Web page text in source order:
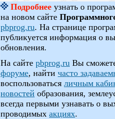
Подробнее узнать о
на новом сайте
pbprog.ru. На странице
публикуется информация о
обновления.
На сайте pbprog.ru Вы
форуме, найти часто
воспользоваться личным
новостей образования,
всегда первыми узнавать о
проводимых акциях.